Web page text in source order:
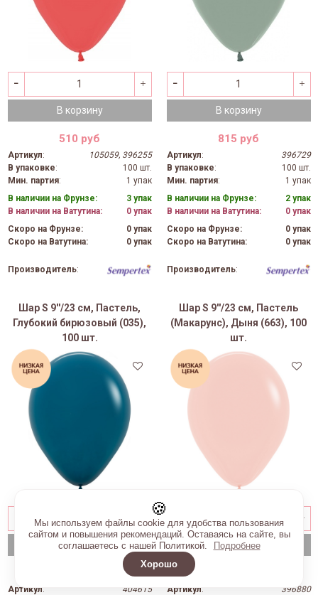
В корзину
510 руб
Артикул:
105059, 396255
В упаковке:
100 шт.
Мин. партия:
1 упак
В наличии на Фрунзе:
3 упак
В наличии на Ватутина:
0 упак
Скоро на Фрунзе:
0 упак
Скоро на Ватутина:
0 упак
Производитель:
В корзину
815 руб
Артикул:
396729
В упаковке:
100 шт.
Мин. партия:
1 упак
В наличии на Фрунзе:
2 упак
В наличии на Ватутина:
0 упак
Скоро на Фрунзе:
0 упак
Скоро на Ватутина:
0 упак
Производитель:
Шар S 9''/23 см, Пастель,
Глубокий бирюзовый (035),
100 шт.
В корзину
Артикул 404615
Шар S 9''/23 см, Пастель
(Макарунс), Дыня (663), 100
шт.
В корзину
Артикул 396880
🍪
Мы используем файлы cookie для удобства пользования
сайтом и повышения рекомендаций. Оставаясь на сайте, вы
соглашаетесь с нашей Политикой.
Подробнее
Хорошо